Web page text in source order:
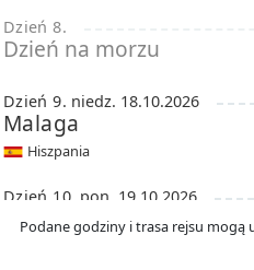
Dzień 8.
Dzień na morzu
Dzień 9. niedz. 18.10.2026
Malaga
Hiszpania
Dzień 10. pon. 19.10.2026
Alicante
Podane godziny i trasa rejsu mogą